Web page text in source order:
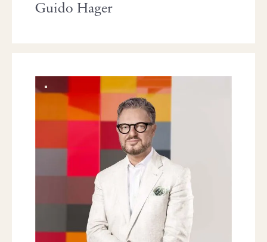
Guido Hager